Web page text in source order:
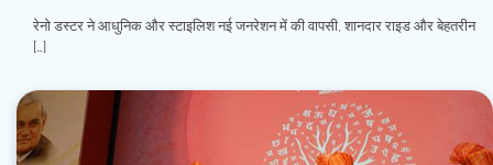
रेनो डस्टर ने आधुनिक और स्टाइलिश नई जनरेशन में की वापसी, शानदार राइड और बेहतरीन
[…]